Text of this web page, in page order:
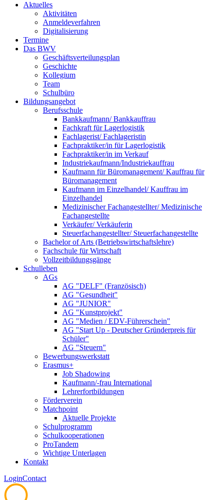
Aktuelles
Aktivitäten
Anmeldeverfahren
Digitalisierung
Termine
Das BWV
Geschäftsverteilungsplan
Geschichte
Kollegium
Team
Schulbüro
Bildungsangebot
Berufsschule
Bankkaufmann/ Bankkauffrau
Fachkraft für Lagerlogistik
Fachlagerist/ Fachlageristin
Fachpraktiker/in für Lagerlogistik
Fachpraktiker/in im Verkauf
Industriekaufmann/Industriekauffrau
Kaufmann für Büromanagement/ Kauffrau für
Büromanagement
Kaufmann im Einzelhandel/ Kauffrau im
Einzelhandel
Medizinischer Fachangestellter/ Medizinische
Fachangestellte
Verkäufer/ Verkäuferin
Steuerfachangestellter/ Steuerfachangestellte
Bachelor of Arts (Betriebswirtschaftslehre)
Fachschule für Wirtschaft
Vollzeitbildungsgänge
Schulleben
AGs
AG "DELF" (Französisch)
AG "Gesundheit"
AG "JUNIOR"
AG "Kunstprojekt"
AG "Medien / EDV-Führerschein"
AG "Start Up - Deutscher Gründerpreis für
Schüler"
AG "Steuern"
Bewerbungswerkstatt
Erasmus+
Job Shadowing
Kaufmann/-frau International
Lehrerfortbildungen
Förderverein
Matchpoint
Aktuelle Projekte
Schulprogramm
Schulkooperationen
ProTandem
Wichtige Unterlagen
Kontakt
LoginContact